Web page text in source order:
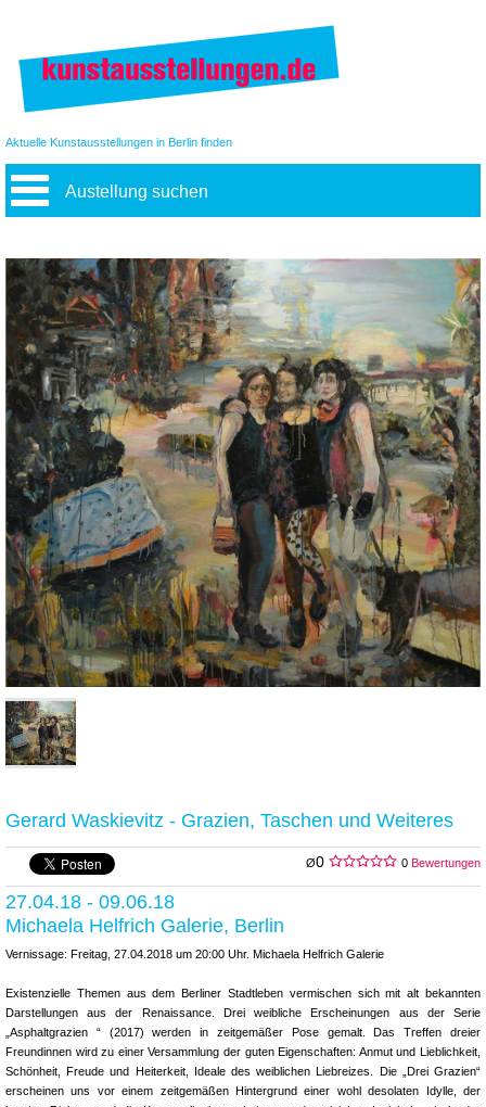
Aktuelle Kunstausstellungen in Berlin finden
Austellung suchen
Gerard Waskievitz - Grazien, Taschen und Weiteres
Ø0 0 Bewertungen
27.04.18 - 09.06.18
Michaela Helfrich Galerie, Berlin
Vernissage: Freitag, 27.04.2018 um 20:00 Uhr. Michaela Helfrich Galerie
Existenzielle Themen aus dem Berliner Stadtleben vermischen sich mit alt bekannten
Darstellungen aus der Renaissance. Drei weibliche Erscheinungen aus der Serie
„Asphaltgrazien “ (2017) werden in zeitgemäßer Pose gemalt. Das Treffen dreier
Freundinnen wird zu einer Versammlung der guten Eigenschaften: Anmut und Lieblichkeit,
Schönheit, Freude und Heiterkeit, Ideale des weiblichen Liebreizes. Die „Drei Grazien“
erscheinen uns vor einem zeitgemäßen Hintergrund einer wohl desolaten Idylle, der